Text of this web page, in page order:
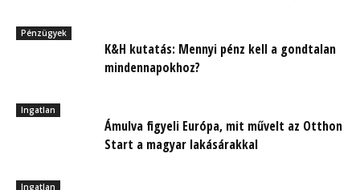
Pénzügyek
K&H kutatás: Mennyi pénz kell a gondtalan
mindennapokhoz?
Ingatlan
Ámulva figyeli Európa, mit művelt az Otthon
Start a magyar lakásárakkal
Ingatlan